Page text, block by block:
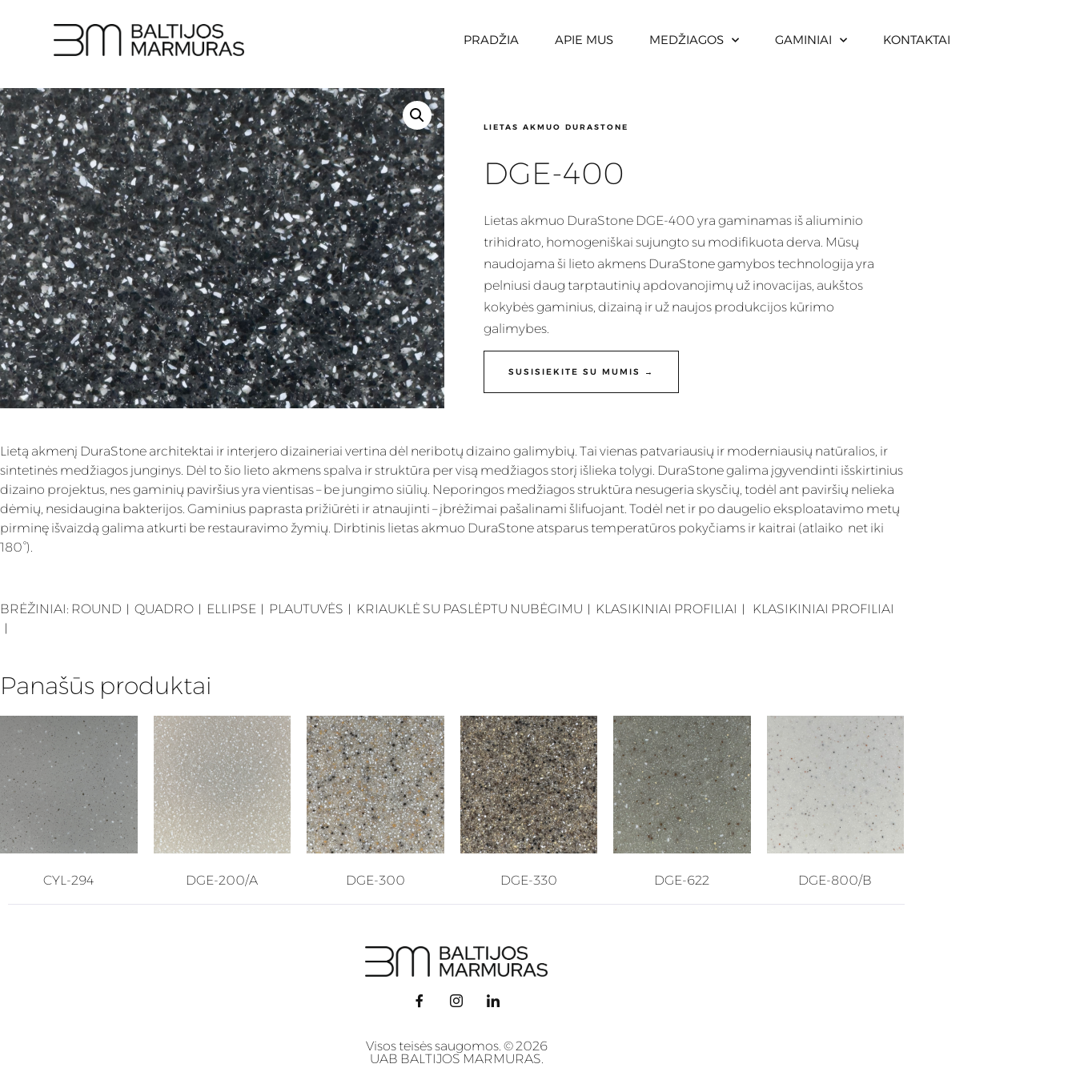
PRADŽIA APIE MUS MEDŽIAGOS GAMINIAI KONTAKTAI
LIETAS AKMUO DURASTONE
DGE-400
Lietas akmuo DuraStone DGE-400 yra gaminamas iš aliuminio
trihidrato, homogeniškai sujungto su modifikuota derva. Mūsų
naudojama ši lieto akmens DuraStone gamybos technologija yra
pelniusi daug tarptautinių apdovanojimų už inovacijas, aukštos
kokybės gaminius, dizainą ir už naujos produkcijos kūrimo
galimybes.
SUSISIEKITE SU MUMIS →
Lietą akmenį DuraStone architektai ir interjero dizaineriai vertina dėl neribotų dizaino galimybių. Tai vienas patvariausių ir moderniausių natūralios, ir
sintetinės medžiagos junginys. Dėl to šio lieto akmens spalva ir struktūra per visą medžiagos storį išlieka tolygi. DuraStone galima įgyvendinti išskirtinius
dizaino projektus, nes gaminių paviršius yra vientisas – be jungimo siūlių. Neporingos medžiagos struktūra nesugeria skysčių, todėl ant paviršių nelieka
dėmių, nesidaugina bakterijos. Gaminius paprasta prižiūrėti ir atnaujinti – įbrėžimai pašalinami šlifuojant. Todėl net ir po daugelio eksploatavimo metų
pirminę išvaizdą galima atkurti be restauravimo žymių. Dirbtinis lietas akmuo DuraStone atsparus temperatūros pokyčiams ir kaitrai (atlaiko net iki
180°).
BRĖŽINIAI: ROUND ︱ QUADRO ︱ ELLIPSE ︱ PLAUTUVĖS ︱ KRIAUKLĖ SU PASLĖPTU NUBĖGIMU ︱ KLASIKINIAI PROFILIAI ︱
KLASIKINIAI PROFILIAI
︱
Panašūs produktai
CYL-294 DGE-200/A DGE-300 DGE-330 DGE-622 DGE-800/B
Visos teisės saugomos. © 2026
UAB BALTIJOS MARMURAS.